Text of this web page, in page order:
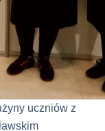
uczniów z